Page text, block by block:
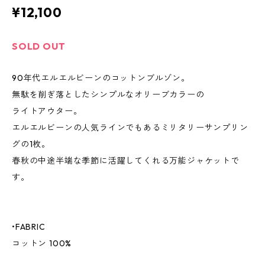
¥12,100
SOLD OUT
90年代エルエルビーンのコットンブルゾン。
無駄を削ぎ落としたシンプルなオリーブカラーの
ライトアウター。
エルエルビーンの人気ラインでもあるミリタリーサンプリン
グの1枚。
春秋の中途半端な季節に活躍してくれる万能ジャケットで
す。
•FABRIC
コットン 100%